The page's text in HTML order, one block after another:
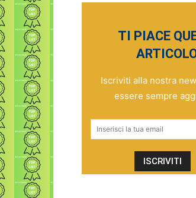
TI PIACE
Iscriviti alla nostra
essere sempre